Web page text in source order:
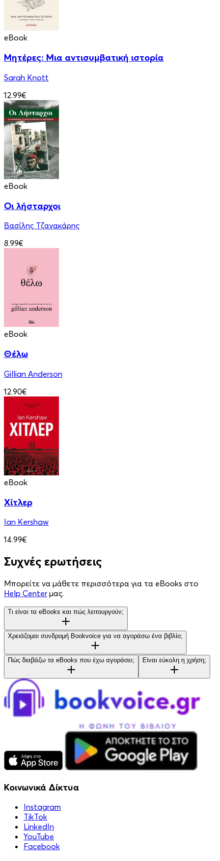
eBook
Μητέρες: Μια αντισυμβατική ιστορία
Sarah Knott
12.99€
eBook
Οι λήσταρχοι
Βασίλης Τζανακάρης
8.99€
eBook
Θέλω
Gillian Anderson
12.90€
eBook
Χίτλερ
Ian Kershaw
14.99€
Συχνές ερωτήσεις
Μπορείτε να μάθετε περισσότερα για τα eBooks στο
Help Center μας.
Τι είναι τα eBooks και πώς λειτουργούν;
Χρειάζομαι συνδρομή Bookvoice για να αγοράσω ένα βιβλίο;
Πώς διαβάζω τα eBooks που έχω αγοράσει; Είναι εύκολη η χρήση;
Κοινωνικά Δίκτυα
Instagram
TikTok
LinkedIn
YouTube
Facebook